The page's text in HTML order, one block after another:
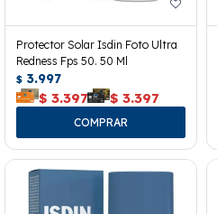
Protector Solar Isdin Foto Ultra
Redness Fps 50. 50 Ml
$ 3.997
$ 3.397 $ 3.397